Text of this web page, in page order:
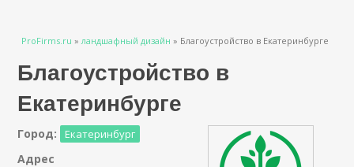
Вы здесь
ProFirms.ru » ландшафный дизайн » Благоустройство в Екатеринбурге
Благоустройство в
Екатеринбурге
Город: Екатеринбург
Адрес